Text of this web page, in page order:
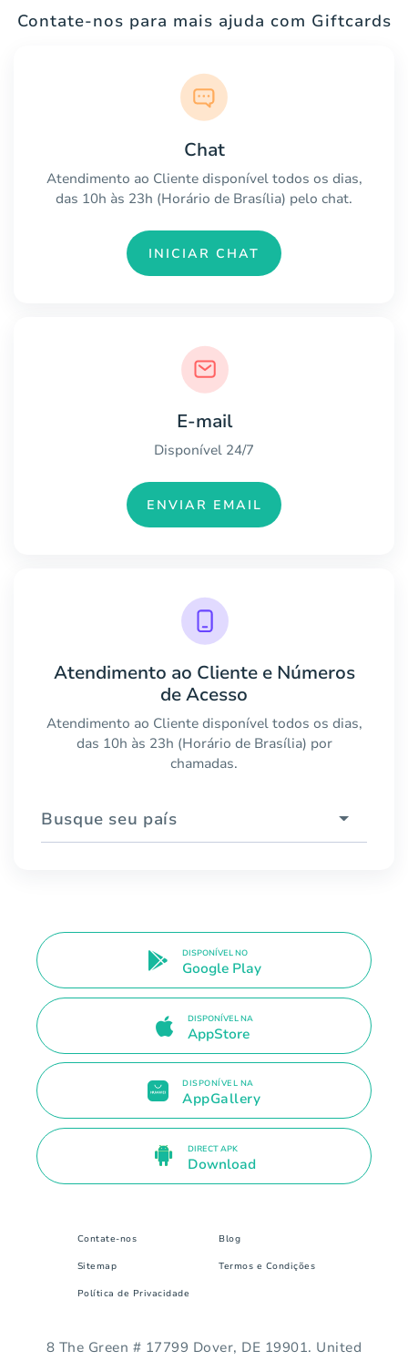
Contate-nos para mais ajuda com Giftcards
Chat
Atendimento ao Cliente disponível todos os dias,
das 10h às 23h (Horário de Brasília) pelo chat.
INICIAR CHAT
E-mail
Disponível 24/7
ENVIAR EMAIL
Atendimento ao Cliente e Números
de Acesso
Atendimento ao Cliente disponível todos os dias,
das 10h às 23h (Horário de Brasília) por
chamadas.
Busque seu país
DISPONÍVEL NO
Google Play
DISPONÍVEL NA
AppStore
DISPONÍVEL NA
AppGallery
DIRECT APK
Download
Contate-nos Blog
Sitemap Termos e Condições
Política de Privacidade
8 The Green # 17799 Dover, DE 19901. United